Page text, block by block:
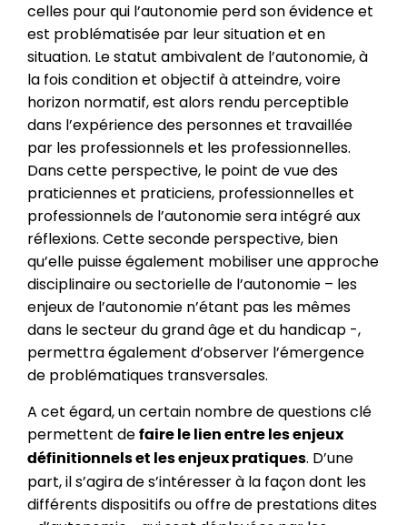
celles pour qui l’autonomie perd son évidence et
est problématisée par leur situation et en
situation. Le statut ambivalent de l’autonomie, à
la fois condition et objectif à atteindre, voire
horizon normatif, est alors rendu perceptible
dans l’expérience des personnes et travaillée
par les professionnels et les professionnelles.
Dans cette perspective, le point de vue des
praticiennes et praticiens, professionnelles et
professionnels de l’autonomie sera intégré aux
réflexions. Cette seconde perspective, bien
qu’elle puisse également mobiliser une approche
disciplinaire ou sectorielle de l’autonomie – les
enjeux de l’autonomie n’étant pas les mêmes
dans le secteur du grand âge et du handicap -,
permettra également d’observer l’émergence
de problématiques transversales.
A cet égard, un certain nombre de questions clé
permettent de faire le lien entre les enjeux
définitionnels et les enjeux pratiques. D’une
part, il s’agira de s’intéresser à la façon dont les
différents dispositifs ou offre de prestations dites